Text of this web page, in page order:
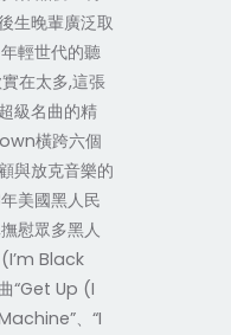
生晚輩廣泛取
輕世代的聽
在太多,這張
級名曲的精
橫跨六個
與放克音樂的
美國黑人民
慰眾多黑人
Black
“Get Up (I
、“I